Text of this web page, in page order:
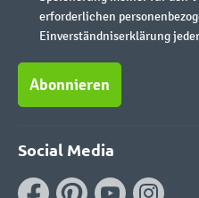
erforderlichen
Einverständniserklärung
Abonnieren
Social Media